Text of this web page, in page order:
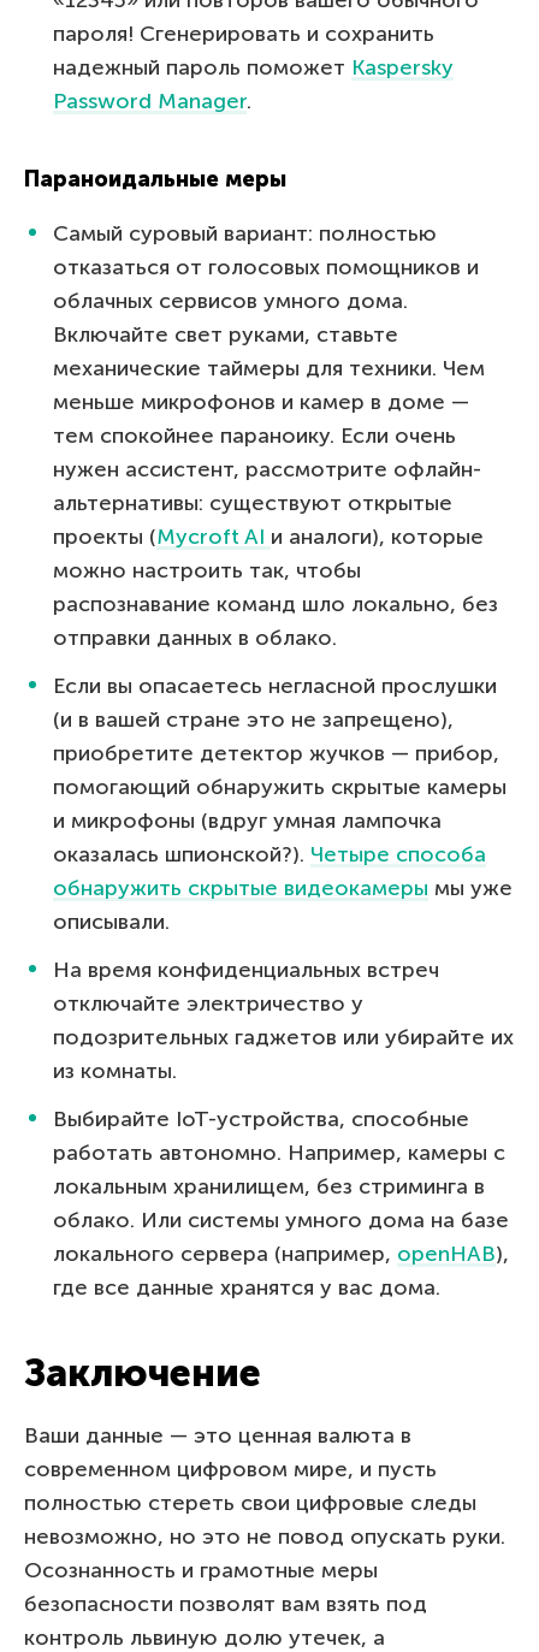
пароля! Сгенерировать и сохранить
надежный пароль поможет Kaspersky
Password Manager.
Параноидальные меры
Самый суровый вариант: полностью
отказаться от голосовых помощников и
облачных сервисов умного дома.
Включайте свет руками, ставьте
механические таймеры для техники. Чем
меньше микрофонов и камер в доме —
тем спокойнее параноику. Если очень
нужен ассистент, рассмотрите офлайн-
альтернативы: существуют открытые
проекты (Mycroft AI и аналоги), которые
можно настроить так, чтобы
распознавание команд шло локально, без
отправки данных в облако.
Если вы опасаетесь негласной прослушки
(и в вашей стране это не запрещено),
приобретите детектор жучков — прибор,
помогающий обнаружить скрытые камеры
и микрофоны (вдруг умная лампочка
оказалась шпионской?). Четыре способа
обнаружить скрытые видеокамеры мы уже
описывали.
На время конфиденциальных встреч
отключайте электричество у
подозрительных гаджетов или убирайте их
из комнаты.
Выбирайте IoT-устройства, способные
работать автономно. Например, камеры с
локальным хранилищем, без стриминга в
облако. Или системы умного дома на базе
локального сервера (например, openHAB),
где все данные хранятся у вас дома.
Заключение
Ваши данные — это ценная валюта в
современном цифровом мире, и пусть
полностью стереть свои цифровые следы
невозможно, но это не повод опускать руки.
Осознанность и грамотные меры
безопасности позволят вам взять под
контроль львиную долю утечек, а